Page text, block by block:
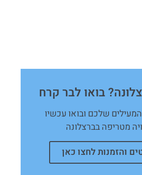
בואו לבר קרח
שלכם ובואו עכשיו
מטריפה בברצלונה
והזמנות לחצו כאן